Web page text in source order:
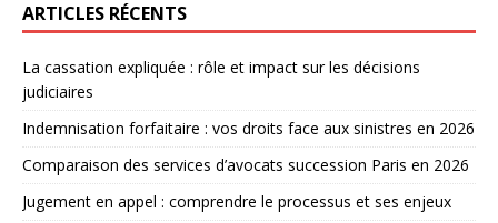
ARTICLES RÉCENTS
La cassation expliquée : rôle et impact sur les décisions
judiciaires
Indemnisation forfaitaire : vos droits face aux sinistres en 2026
Comparaison des services d’avocats succession Paris en 2026
Jugement en appel : comprendre le processus et ses enjeux